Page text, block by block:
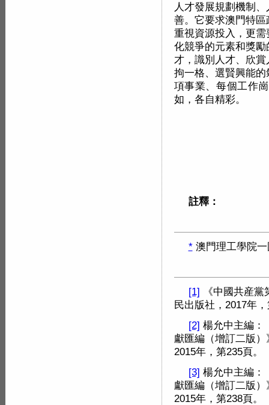
人才發展規劃機制
善。它要求澳門特
重視資源投入，更
化競爭的元素和獎
才，識別人才、欣
拘一格、選賢興能
項事業、每個工作
如，各自精彩。
註釋：
*澳門理工學院一
[1] 《中國共産
民出版社，2017年
[2] 楊允中主編：
獻匯編（增訂二版
2015年，第235頁。
[3] 楊允中主編：
獻匯編（增訂二版
2015年，第238頁。